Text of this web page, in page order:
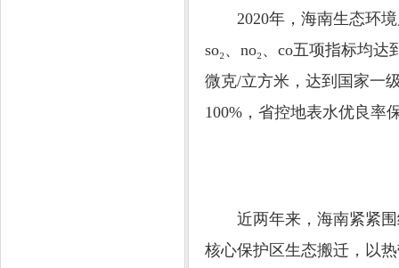
2020年，海南生态环境
so₂、no₂、co五项指标均
微克/立方米，达到国家一
100%，省控地表水优良率
近两年来，海南紧紧围
核心保护区生态搬迁，以